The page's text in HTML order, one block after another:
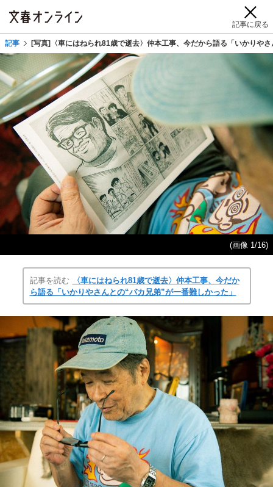
記事に戻る
記事 [写真]〈車にはねられ81歳で逝去〉仲本工事、今だから語る「いかりや
(画像 1/16)
記事を読む
〈車にはねられ81歳で逝去〉仲本工事、今だか
ら語る「いかりやさんとの“バカ兄弟”が一番難しかった」